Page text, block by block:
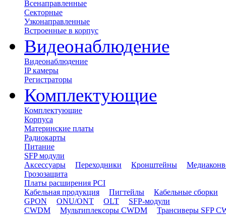
Всенаправленные
Секторные
Узконаправленные
Встроенные в корпус
Видеонаблюдение
Видеонаблюдение
IP камеры
Регистраторы
Комплектующие
Комплектующие
Корпуса
Материнские платы
Радиокарты
Питание
SFP модули
Аксессуары
Переходники Кронштейны
Грозозащита
Платы расширения PCI
Кабельная продукция
Пигтейлы
Кабельные сборки
GPON
ONU/ONT OLT
SFP-модули
CWDM
Мультиплексоры CWDM Трансиверы SFP